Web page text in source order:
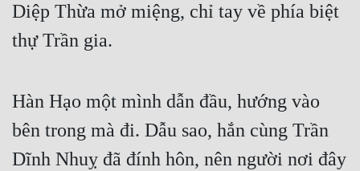
Cạnh Kỹ
Cổ Tiên Hiệp
Dã Sử
Diệp Thừa mở miệng, chỉ tay về phía biệt
thự Trần gia.
Hàn Hạo một mình dẫn đầu, hướng vào
bên trong mà đi. Dẫu sao, hắn cùng Trần
Dĩnh Nhuỵ đã đính hôn, nên người nơi đây